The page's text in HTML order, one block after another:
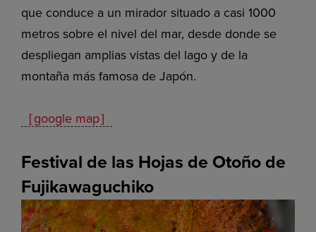
que conduce a un mirador situado a casi 1000
metros sobre el nivel del mar, desde donde se
despliegan amplias vistas del lago y de la
montaña más famosa de Japón.
［google map］
Festival de las Hojas de Otoño de
Fujikawaguchiko